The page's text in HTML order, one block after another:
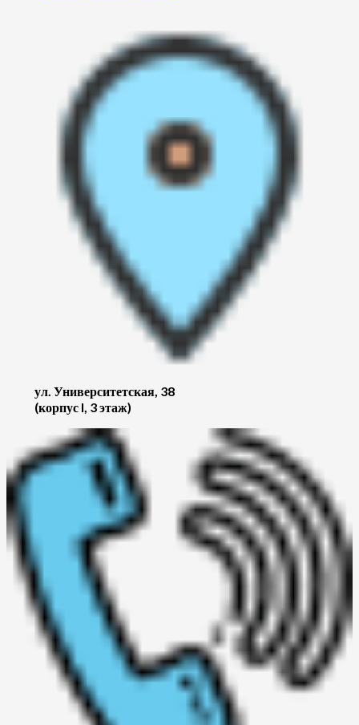
ул. Университетская, 38
(корпус I, 3 этаж)